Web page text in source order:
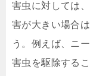
害虫に対しては
害が大きい場合
う。例えば、ニ
害虫を駆除する